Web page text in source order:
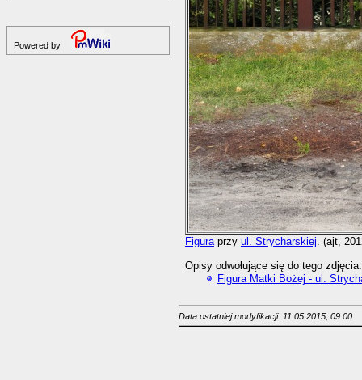
Powered by
Figuraprzy ul. Strycharskiej . (ajt,
Opisy odwołujące się do tego zdjęcia:
Figura Matki Bożej - ul.
Data ostatniej modyfikacji: 11.05.2015, 09:00